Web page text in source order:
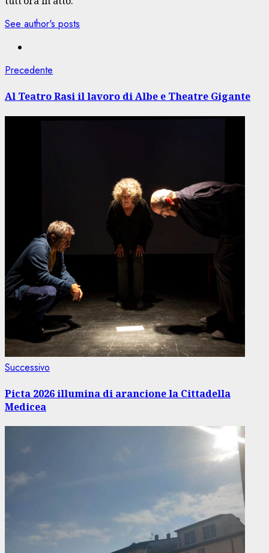
See author's posts
Navigazione
articolo
Precedente
Al Teatro Rasi il lavoro di Albe e Theatre Gigante
Successivo
Picta 2026 illumina di arancione la Cittadella
Medicea